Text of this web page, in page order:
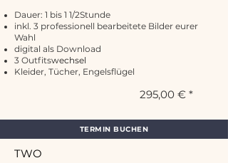
Dauer: 1 bis 1 1/2Stunde
inkl. 3 professionell bearbeitete Bilder eurer
Wahl
digital als Download
3 Outfitswechsel
Kleider, Tücher, Engelsflügel
295,00 € *
TERMIN BUCHEN
TWO